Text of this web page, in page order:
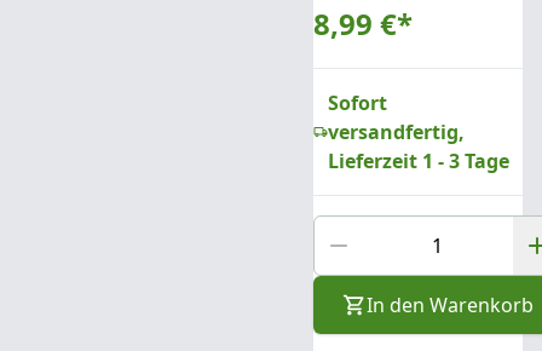
8,99 €*
Sofort
versandfertig,
Lieferzeit 1 - 3 Tage
In den Warenkorb